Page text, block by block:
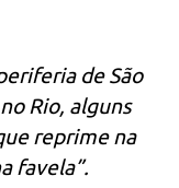
de São
Rio, alguns
reprime na
favela”.